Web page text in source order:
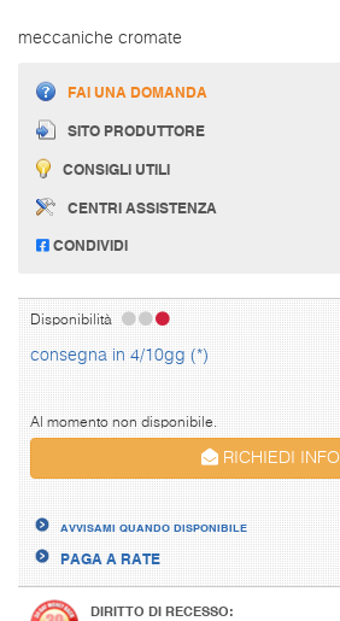
meccaniche cromate
FAI UNA DOMANDA
SITO PRODUTTORE
CONSIGLI UTILI
CENTRI ASSISTENZA
CONDIVIDI
Disponibilità
consegna in 4/10gg (*)
Al momento non disponibile.
RICHIEDI INFO
AVVISAMI QUANDO DISPONIBILE
PAGA A RATE
DIRITTO DI RECESSO: